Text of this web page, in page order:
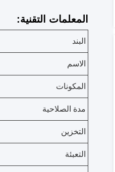
المعلمات التقنية:
البند
الاسم
المكونات
مدة الصلاحية
التخزين
التعبئة